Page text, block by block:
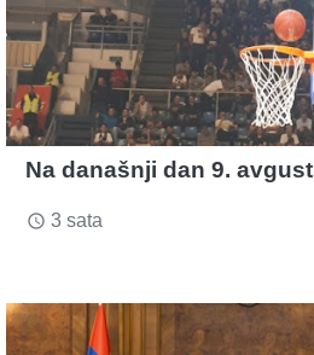
Na današnji dan 9. avgust
access_time 3 sata